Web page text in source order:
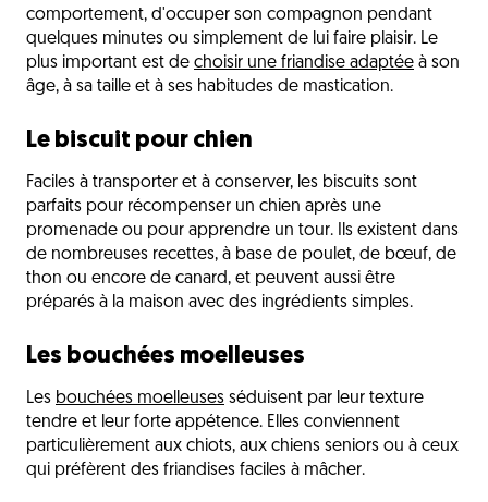
comportement, d'occuper son compagnon pendant
quelques minutes ou simplement de lui faire plaisir. Le
plus important est de choisir une friandise adaptée à son
âge, à sa taille et à ses habitudes de mastication.
Le biscuit pour chien
Faciles à transporter et à conserver, les biscuits sont
parfaits pour récompenser un chien après une
promenade ou pour apprendre un tour. Ils existent dans
de nombreuses recettes, à base de poulet, de bœuf, de
thon ou encore de canard, et peuvent aussi être
préparés à la maison avec des ingrédients simples.
Les bouchées moelleuses
Les bouchées moelleuses séduisent par leur texture
tendre et leur forte appétence. Elles conviennent
particulièrement aux chiots, aux chiens seniors ou à ceux
qui préfèrent des friandises faciles à mâcher.